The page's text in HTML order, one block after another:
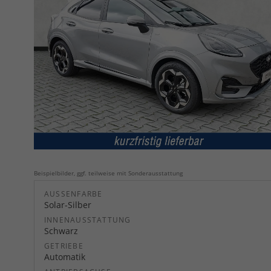
Beispielbilder, ggf. teilweise mit Sonderausstattung
AUSSENFARBE
Solar-Silber
INNENAUSSTATTUNG
Schwarz
GETRIEBE
Automatik